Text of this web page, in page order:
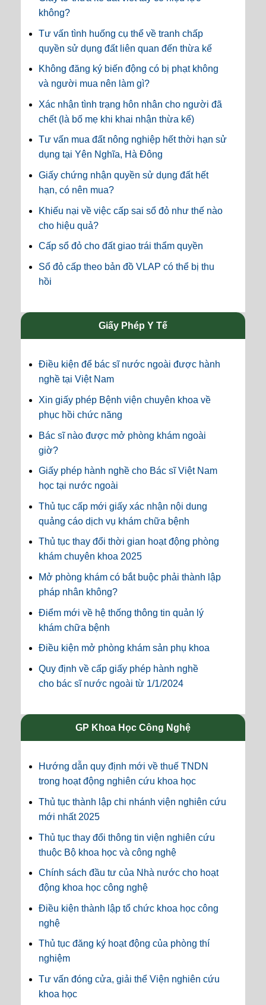
không?
Tư vấn tình huống cụ thể về tranh chấp
quyền sử dụng đất liên quan đến thừa kế
Không đăng ký biến động có bị phạt không
và người mua nên làm gì?
Xác nhận tình trạng hôn nhân cho người đã
chết (là bố mẹ khi khai nhận thừa kế)
Tư vấn mua đất nông nghiệp hết thời hạn sử
dụng tại Yên Nghĩa, Hà Đông
Giấy chứng nhận quyền sử dụng đất hết
hạn, có nên mua?
Khiếu nại về việc cấp sai sổ đỏ như thế nào
cho hiệu quả?
Cấp sổ đỏ cho đất giao trái thẩm quyền
Sổ đỏ cấp theo bản đồ VLAP có thể bị thu
hồi
Giấy Phép Y Tế
Điều kiện để bác sĩ nước ngoài được hành
nghề tại Việt Nam
Xin giấy phép Bệnh viện chuyên khoa về
phục hồi chức năng
Bác sĩ nào được mở phòng khám ngoài
giờ?
Giấy phép hành nghề cho Bác sĩ Việt Nam
học tại nước ngoài
Thủ tục cấp mới giấy xác nhận nội dung
quảng cáo dịch vụ khám chữa bệnh
Thủ tục thay đổi thời gian hoạt động phòng
khám chuyên khoa 2025
Mở phòng khám có bắt buộc phải thành lập
pháp nhân không?
Điểm mới về hệ thống thông tin quản lý
khám chữa bệnh
Điều kiện mở phòng khám sản phụ khoa
Quy định về cấp giấy phép hành nghề
cho bác sĩ nước ngoài từ 1/1/2024
GP Khoa Học Công Nghệ
Hướng dẫn quy định mới về thuế TNDN
trong hoạt động nghiên cứu khoa học
Thủ tục thành lập chi nhánh viện nghiên cứu
mới nhất 2025
Thủ tục thay đổi thông tin viện nghiên cứu
thuộc Bộ khoa học và công nghệ
Chính sách đầu tư của Nhà nước cho hoạt
động khoa học công nghệ
Điều kiện thành lập tổ chức khoa học công
nghệ
Thủ tục đăng ký hoạt động của phòng thí
nghiệm
Tư vấn đóng cửa, giải thể Viện nghiên cứu
khoa học